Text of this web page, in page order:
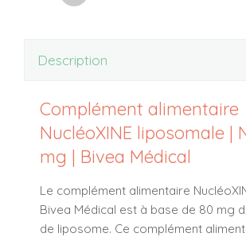
Description
Complément alimentaire
NucléoXINE liposomale |
mg | Bivea Médical
Le complément alimentaire
Bivea Médical est à base de 80 mg
de liposome. Ce complément